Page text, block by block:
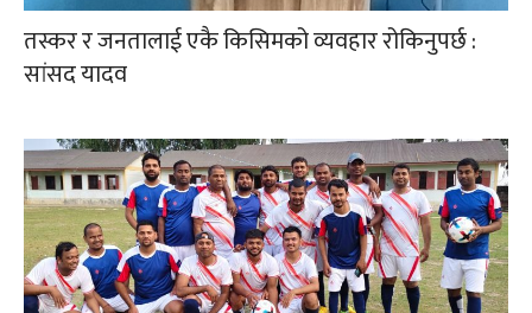
तस्कर र जनतालाई एकै किसिमको व्यवहार रोकिनुपर्छ :
सांसद यादव